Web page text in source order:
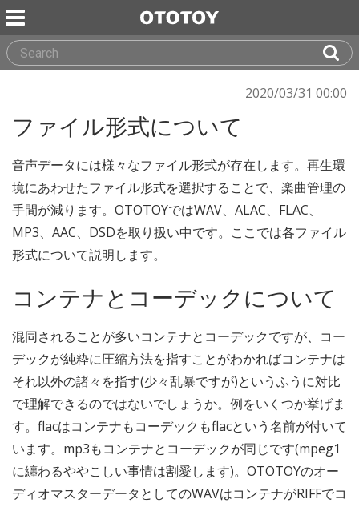
2020/03/31 00:00
ファイル形式について
音声データには様々なファイル形式が存在します。再生環
境にあわせたファイル形式を選択することで、楽曲管理の
手間が減ります。OTOTOYではWAV、ALAC、FLAC、
MP3、AAC、DSDを取り扱い中です。ここでは各ファイル
形式について説明します。
コンテナとコーデックについて
混同されることが多いコンテナとコーデックですが、コー
デックが純粋に圧縮方法を指すことがわかればコンテナは
それ以外の諸々を指す(少々乱暴ですが)というふうに対比
で理解できるのではないでしょうか。例をいくつか挙げま
す。flacはコンテナもコーデックもflacという名前が付いて
います。mp3もコンテナとコーデックが同じです(mpeg1
に纏わるややこしい事情は割愛します)。OTOTOYのオー
ディオマスターデータとしてのWAVはコンテナがRIFFでコ